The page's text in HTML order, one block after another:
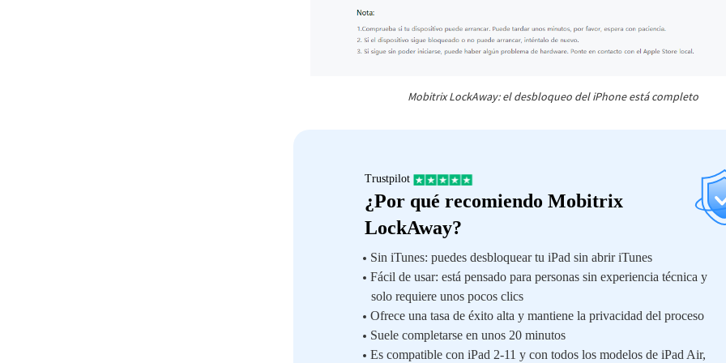
Mobitrix LockAway: el desbloqueo del iPhone está completo
Trustpilot
¿Por qué recomiendo Mobitrix
LockAway?
Sin iTunes: puedes desbloquear tu iPad sin abrir iTunes
Fácil de usar: está pensado para personas sin experiencia técnica y
solo requiere unos pocos clics
Ofrece una tasa de éxito alta y mantiene la privacidad del proceso
Suele completarse en unos 20 minutos
Es compatible con iPad 2-11 y con todos los modelos de iPad Air,